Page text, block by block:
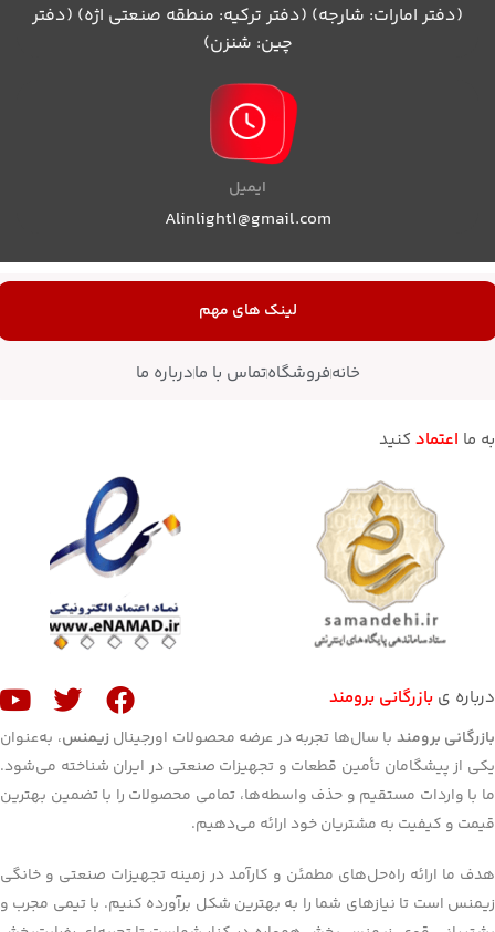
(دفتر امارات: شارجه) (دفتر ترکیه: منطقه صنعتی اژه) (دفتر
چین: شنزن)
ایمیل
Alinlight1@gmail.com
لینک های مهم
خانهفروشگاهتماس با مادرباره ما
درباره ی بازرگانی برومند
بازرگانی برومند با سال‌ها تجربه در عرضه محصولات اورجینال زیمنس، به‌عنوان
یکی از پیشگامان تأمین قطعات و تجهیزات صنعتی در ایران شناخته می‌شود.
ما با واردات مستقیم و حذف واسطه‌ها، تمامی محصولات را با تضمین بهترین
قیمت و کیفیت به مشتریان خود ارائه می‌دهیم.
هدف ما ارائه راه‌حل‌های مطمئن و کارآمد در زمینه تجهیزات صنعتی و خانگی
زیمنس است تا نیازهای شما را به بهترین شکل برآورده کنیم. با تیمی مجرب و
به ما اعتماد کنید